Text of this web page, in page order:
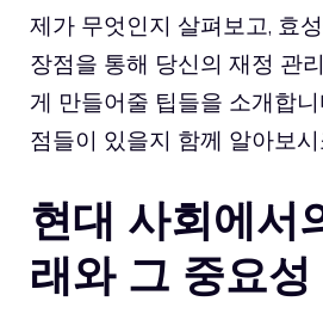
제가 무엇인지 살펴보고, 효
장점을 통해 당신의 재정 관
게 만들어줄 팁들을 소개합
점들이 있을지 함께 알아보시
현대 사회에서
래와 그 중요성